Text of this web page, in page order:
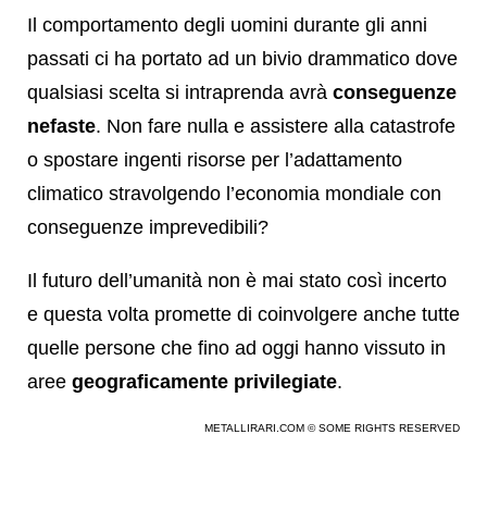
Il comportamento degli uomini durante gli anni
passati ci ha portato ad un bivio drammatico dove
qualsiasi scelta si intraprenda avrà conseguenze
nefaste. Non fare nulla e assistere alla catastrofe
o spostare ingenti risorse per l’adattamento
climatico stravolgendo l’economia mondiale con
conseguenze imprevedibili?
Il futuro dell’umanità non è mai stato così incerto
e questa volta promette di coinvolgere anche tutte
quelle persone che fino ad oggi hanno vissuto in
aree geograficamente privilegiate.
METALLIRARI.COM © SOME RIGHTS RESERVED